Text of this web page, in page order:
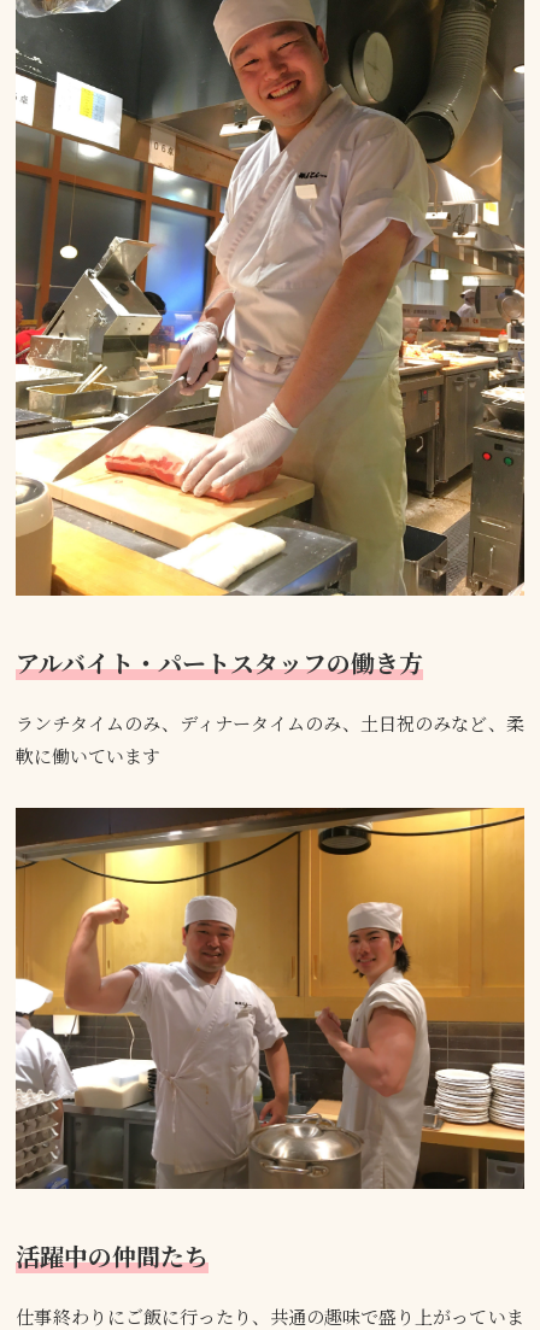
アルバイト・パートスタッフの働き方
ランチタイムのみ、ディナータイムのみ、土日祝のみなど、柔
軟に働いています
活躍中の仲間たち
仕事終わりにご飯に行ったり、共通の趣味で盛り上がっていま